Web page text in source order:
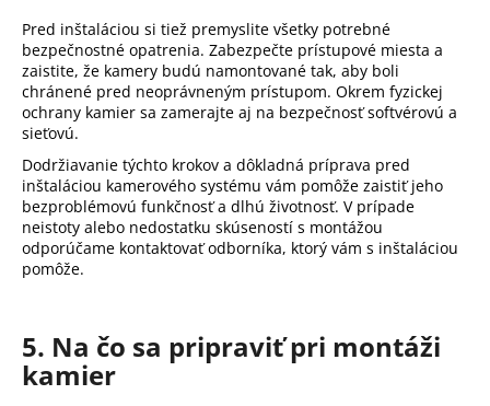
Pred inštaláciou si tiež premyslite všetky potrebné
bezpečnostné opatrenia. Zabezpečte prístupové miesta a
zaistite, že kamery budú namontované tak, aby boli
chránené pred neoprávneným prístupom. Okrem fyzickej
ochrany kamier sa zamerajte aj na bezpečnosť softvérovú a
sieťovú.
Dodržiavanie týchto krokov a dôkladná príprava pred
inštaláciou kamerového systému vám pomôže zaistiť jeho
bezproblémovú funkčnosť a dlhú životnosť. V prípade
neistoty alebo nedostatku skúseností s montážou
odporúčame kontaktovať odborníka, ktorý vám s inštaláciou
pomôže.
5. Na čo sa pripraviť pri montáži
kamier